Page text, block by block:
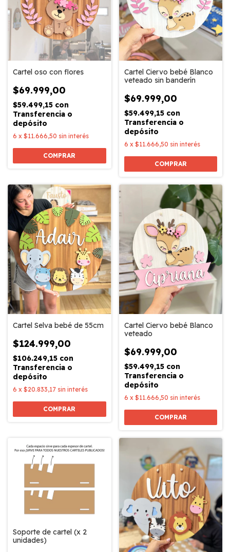
Cartel oso con flores
$69.999,00
$59.499,15 con
Transferencia o
depósito
6 x $11.666,50 sin interés
COMPRAR
Cartel Ciervo bebé Blanco
veteado sin banderín
$69.999,00
$59.499,15 con
Transferencia o
depósito
6 x $11.666,50 sin interés
COMPRAR
Cartel Selva bebé de 55cm
$124.999,00
$106.249,15 con
Transferencia o
depósito
6 x $20.833,17 sin interés
Cartel Ciervo bebé Blanco
veteado
$69.999,00
$59.499,15 con
Transferencia o
depósito
6 x $11.666,50 sin interés
COMPRAR
Soporte de cartel (x 2
unidades)